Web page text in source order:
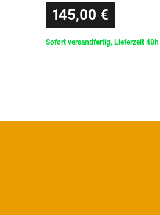
145,00 €
Sofort versandfertig, Lieferzeit